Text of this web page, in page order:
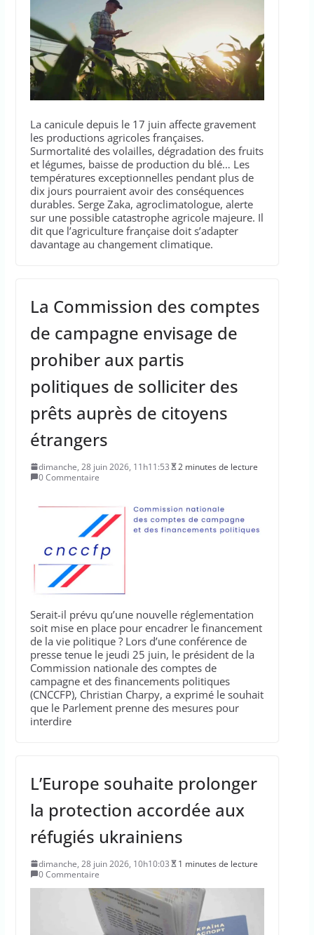
La canicule depuis le 17 juin affecte gravement
les productions agricoles françaises.
Surmortalité des volailles, dégradation des fruits
et légumes, baisse de production du blé… Les
températures exceptionnelles pendant plus de
dix jours pourraient avoir des conséquences
durables. Serge Zaka, agroclimatologue, alerte
sur une possible catastrophe agricole majeure. Il
dit que l’agriculture française doit s’adapter
davantage au changement climatique.
La Commission des comptes
de campagne envisage de
prohiber aux partis
politiques de solliciter des
prêts auprès de citoyens
étrangers
dimanche, 28 juin 2026, 11h11:53
2 minutes de lecture
0 Commentaire
Serait-il prévu qu’une nouvelle réglementation
soit mise en place pour encadrer le financement
de la vie politique ? Lors d’une conférence de
presse tenue le jeudi 25 juin, le président de la
Commission nationale des comptes de
campagne et des financements politiques
(CNCCFP), Christian Charpy, a exprimé le souhait
que le Parlement prenne des mesures pour
interdire
L’Europe souhaite prolonger
la protection accordée aux
réfugiés ukrainiens
dimanche, 28 juin 2026, 10h10:03
1 minutes de lecture
0 Commentaire